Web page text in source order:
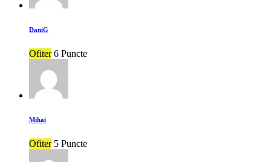
DaniG
Ofiter 6 Puncte
Mihai
Ofiter 5 Puncte